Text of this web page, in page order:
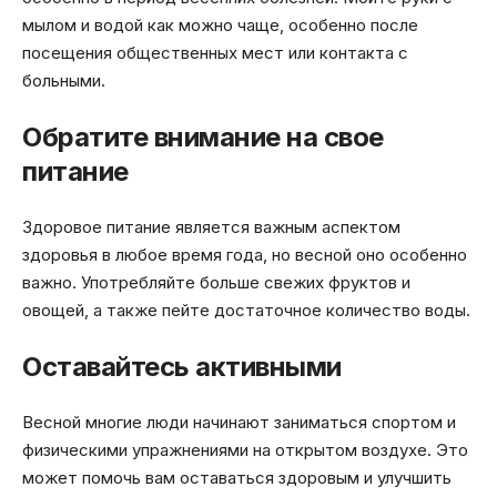
мылом и водой как можно чаще, особенно после
посещения общественных мест или контакта с
больными.
Обратите внимание на свое
питание
Здоровое питание является важным аспектом
здоровья в любое время года, но весной оно особенно
важно. Употребляйте больше свежих фруктов и
овощей, а также пейте достаточное количество воды.
Оставайтесь активными
Весной многие люди начинают заниматься спортом и
физическими упражнениями на открытом воздухе. Это
может помочь вам оставаться здоровым и улучшить